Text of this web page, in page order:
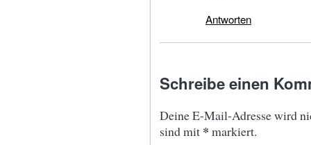
Antworten
Schreibe einen
Deine E-Mail-Adresse wird
sind mit * markiert.